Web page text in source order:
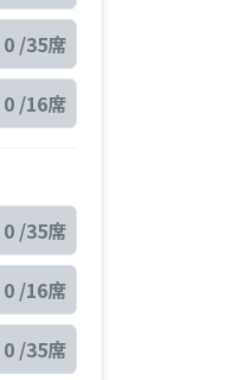
0 /35席
0 /16席
0 /35席
0 /16席
0 /35席